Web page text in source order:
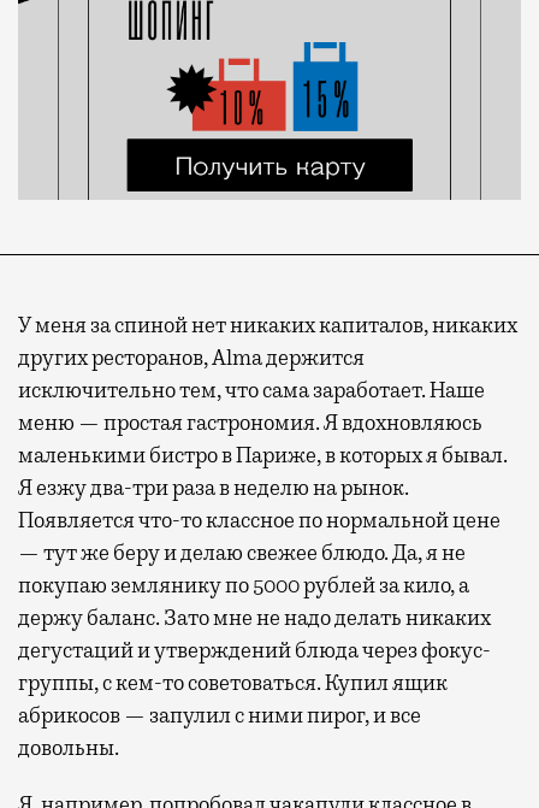
У меня за спиной нет никаких капиталов, никаких
других ресторанов, Alma держится
исключительно тем, что сама заработает. Наше
меню — простая гастрономия. Я вдохновляюсь
маленькими бистро в Париже, в которых я бывал.
Я езжу два-три раза в неделю на рынок.
Появляется что-то классное по нормальной цене
— тут же беру и делаю свежее блюдо. Да, я не
покупаю землянику по 5000 рублей за кило, а
держу баланс. Зато мне не надо делать никаких
дегустаций и утверждений блюда через фокус-
группы, с кем-то советоваться. Купил ящик
абрикосов — запулил с ними пирог, и все
довольны.